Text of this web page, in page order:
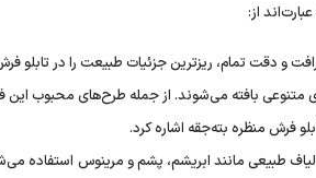
از:
و دقت تمام، ریزترین جزئیات طبیعت را در
متنوعی بافته می‌شوند. از جمله طرح‌های محبوب این
فرش منظره بته‌جقه اشاره کرد.
طبیعی مانند ابریشم، پشم و مرینوس استفاده